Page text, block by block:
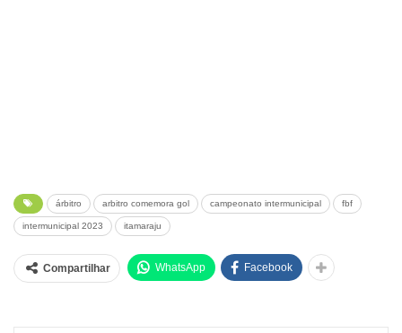
árbitro arbitro comemora gol campeonato intermunicipal fbf
intermunicipal 2023 itamaraju
Compartilhar WhatsApp Facebook